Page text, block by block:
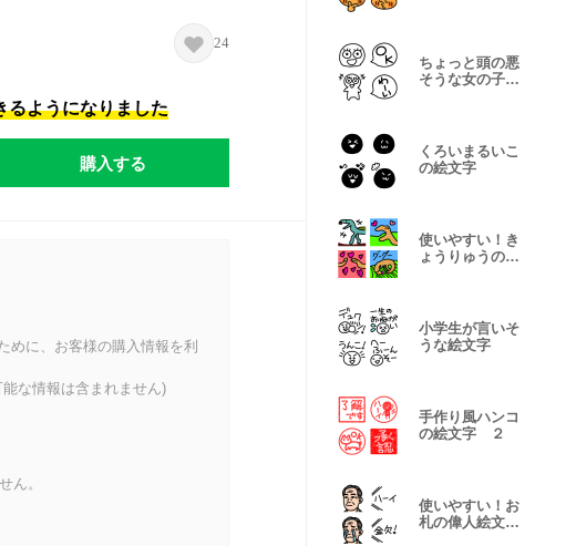
24
るようになりました
購入する
めに、お客様の購入情報を利
な情報は含まれません)
ん。
ちょっと頭の悪
そうな女の子の
くろいまるいこ
の絵文字
使いやすい！き
ょうりゅうの絵
小学生が言いそ
うな絵文字
手作り風ハンコ
の絵文字 ２
使いやすい！お
札の偉人絵文